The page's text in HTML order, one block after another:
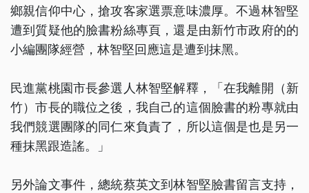
鄉親信仰中心，搶攻客家選票意味濃厚。不過林智堅
遭到質疑他的臉書粉絲專頁，還是由新竹市政府的的
小編團隊經營，林智堅回應這是遭到抹黑。
民進黨桃園市長參選人林智堅解釋，「在我離開（新
竹）市長的職位之後，我自己的這個臉書的粉專就由
我們競選團隊的同仁來負責了，所以這個是也是另一
種抹黑跟造謠。」
另外論文事件，總統蔡英文到林智堅臉書留言支持，